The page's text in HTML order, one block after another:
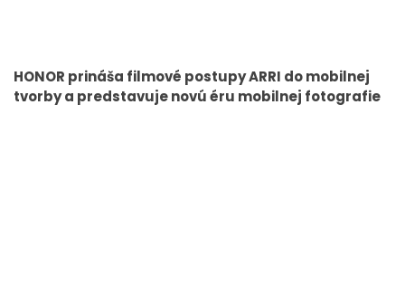
HONOR prináša filmové postupy ARRI do mobilnej
tvorby a predstavuje novú éru mobilnej fotografie